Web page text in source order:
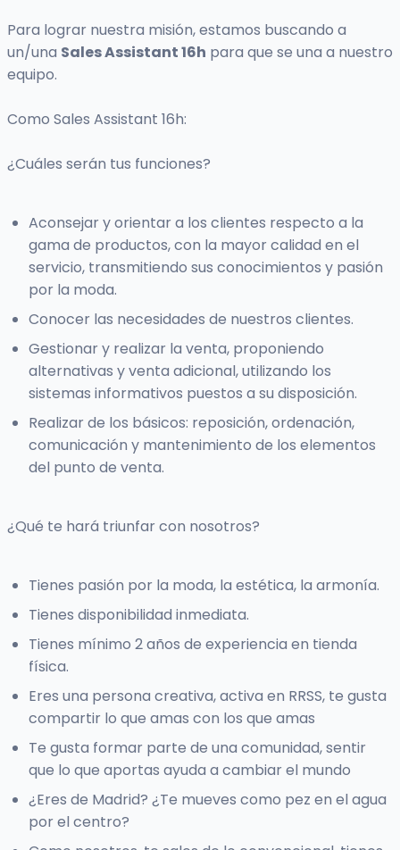
Para lograr nuestra misión, estamos buscando a
un/una Sales Assistant 16h para que se una a nuestro
equipo.
Como Sales Assistant 16h:
¿Cuáles serán tus funciones?
Aconsejar y orientar a los clientes respecto a la
gama de productos, con la mayor calidad en el
servicio, transmitiendo sus conocimientos y pasión
por la moda.
Conocer las necesidades de nuestros clientes.
Gestionar y realizar la venta, proponiendo
alternativas y venta adicional, utilizando los
sistemas informativos puestos a su disposición.
Realizar de los básicos: reposición, ordenación,
comunicación y mantenimiento de los elementos
del punto de venta.
¿Qué te hará triunfar con nosotros?
Tienes pasión por la moda, la estética, la armonía.
Tienes disponibilidad inmediata.
Tienes mínimo 2 años de experiencia en tienda
física.
Eres una persona creativa, activa en RRSS, te gusta
compartir lo que amas con los que amas
Te gusta formar parte de una comunidad, sentir
que lo que aportas ayuda a cambiar el mundo
¿Eres de Madrid? ¿Te mueves como pez en el agua
por el centro?